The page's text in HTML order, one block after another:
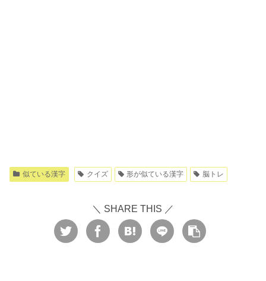
似ている漢字 クイズ 形が似ている漢字 脳トレ
＼ SHARE THIS ／